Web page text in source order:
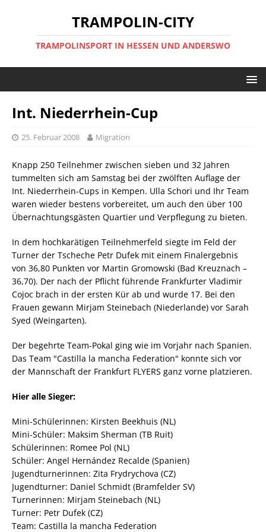
TRAMPOLIN-CITY
TRAMPOLINSPORT IN HESSEN UND ANDERSWO
Int. Niederrhein-Cup
25. Februar 2008 Migration
Knapp 250 Teilnehmer zwischen sieben und 32 Jahren
tummelten sich am Samstag bei der zwölften Auflage der
Int. Niederrhein-Cups in Kempen. Ulla Schori und Ihr Team
waren wieder bestens vorbereitet, um auch den über 100
Übernachtungsgästen Quartier und Verpflegung zu bieten.
In dem hochkarätigen Teilnehmerfeld siegte im Feld der
Turner der Tscheche Petr Dufek mit einem Finalergebnis
von 36,80 Punkten vor Martin Gromowski (Bad Kreuznach –
36,70). Der nach der Pflicht führende Frankfurter Vladimir
Cojoc brach in der ersten Kür ab und wurde 17. Bei den
Frauen gewann Mirjam Steinebach (Niederlande) vor Sarah
Syed (Weingarten).
Der begehrte Team-Pokal ging wie im Vorjahr nach Spanien.
Das Team "Castilla la mancha Federation" konnte sich vor
der Mannschaft der Frankfurt FLYERS ganz vorne platzieren.
Hier alle Sieger:
Mini-Schülerinnen: Kirsten Beekhuis (NL)
Mini-Schüler: Maksim Sherman (TB Ruit)
Schülerinnen: Romee Pol (NL)
Schüler: Angel Hernández Recalde (Spanien)
Jugendturnerinnen: Zita Frydrychova (CZ)
Jugendturner: Daniel Schmidt (Bramfelder SV)
Turnerinnen: Mirjam Steinebach (NL)
Turner: Petr Dufek (CZ)
Team: Castilla la mancha Federation